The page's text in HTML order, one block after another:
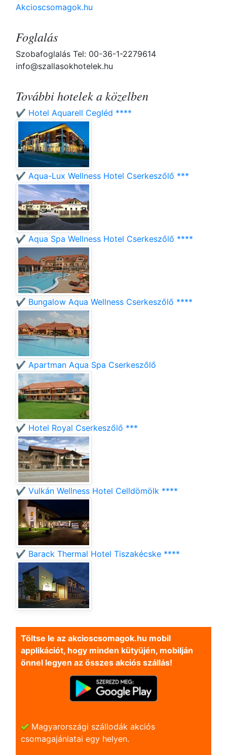
Akcioscsomagok.hu
Foglalás
Szobafoglalás Tel: 00-36-1-2279614
info@szallasokhotelek.hu
További hotelek a közelben
✔️ Hotel Aquarell Cegléd ****
✔️ Aqua-Lux Wellness Hotel Cserkeszőlő ***
✔️ Aqua Spa Wellness Hotel Cserkeszőlő ****
✔️ Bungalow Aqua Wellness Cserkeszőlő ****
✔️ Apartman Aqua Spa Cserkeszőlő
✔️ Hotel Royal Cserkeszőlő ***
✔️ Vulkán Wellness Hotel Celldömölk ****
✔️ Barack Thermal Hotel Tiszakécske ****
Töltse le az akcioscsomagok.hu mobil
applikációt, hogy minden kütyüjén, mobilján
önnel legyen az összes akciós szállás!
Magyarországi szállodák akciós
csomagajánlatai egy helyen.